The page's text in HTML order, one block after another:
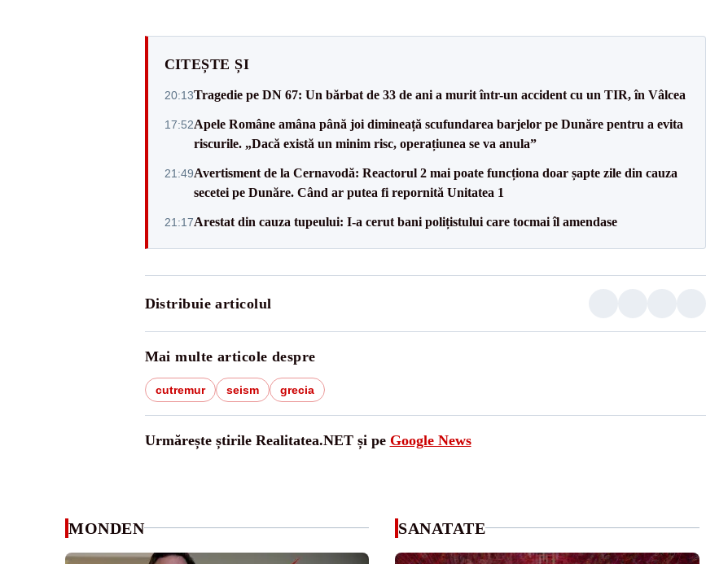
CITEȘTE ȘI
20:13Tragedie pe DN 67: Un bărbat de 33 de ani a murit într-un accident cu un TIR, în Vâlcea
17:52Apele Române amâna până joi dimineață scufundarea barjelor pe Dunăre pentru a evita
riscurile. „Dacă există un minim risc, operațiunea se va anula”
21:49Avertisment de la Cernavodă: Reactorul 2 mai poate funcționa doar șapte zile din cauza
secetei pe Dunăre. Când ar putea fi repornită Unitatea 1
21:17Arestat din cauza tupeului: I-a cerut bani polițistului care tocmai îl amendase
Distribuie articolul
Mai multe articole despre
cutremur seism grecia
Urmărește știrile Realitatea.NET și pe Google News
MONDEN SANATATE